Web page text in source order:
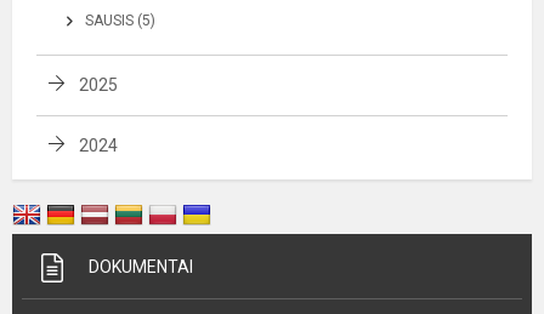
SAUSIS (5)
2025
2024
DOKUMENTAI